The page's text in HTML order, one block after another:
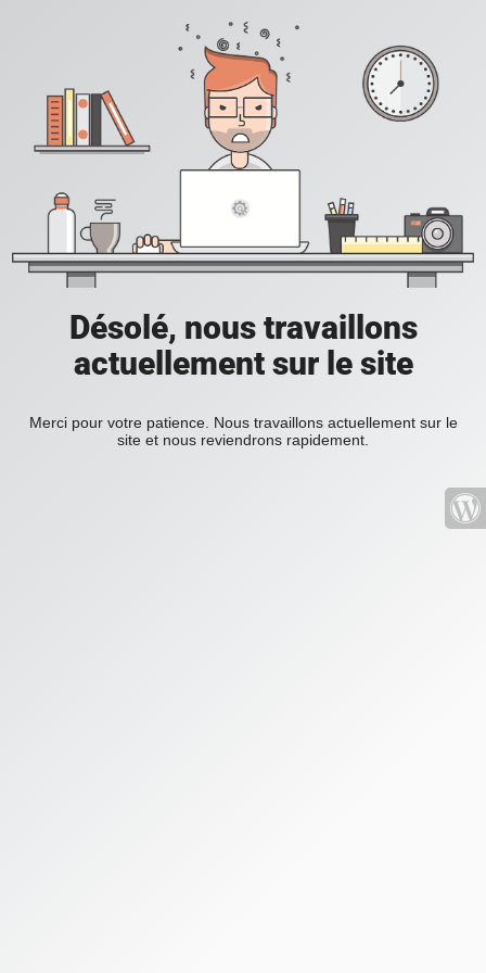
Désolé, nous travaillons
actuellement sur le site
Merci pour votre patience. Nous travaillons actuellement sur le
site et nous reviendrons rapidement.